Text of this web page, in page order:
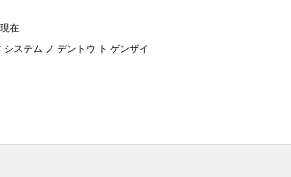
在
ステム ノ デントウ ト ゲンザイ